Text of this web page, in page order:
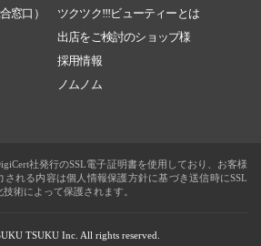
窓口）
ツクツク!!!ビューティーとは
出店をご検討のショップ様
採用情報
ノムノム
社発行のSSL電子証明書を使用しており、お客様
される内容は個人情報保護方針に基づき送信時にSSL
技術によって保護されます。
TSUKU Inc. All rights reserved.